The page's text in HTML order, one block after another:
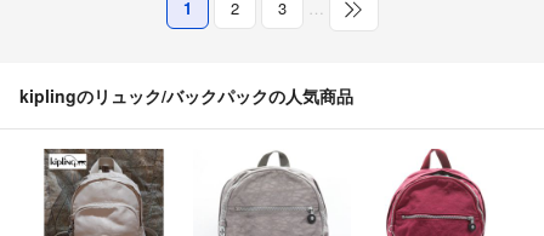
1 2 3 …
kiplingのリュック/バックパックの人気商品